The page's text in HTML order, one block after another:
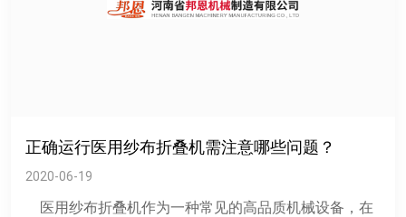
正确运行医用纱布折叠机需注意哪些问题？
2020-06-19
医用纱布折叠机作为一种常见的高品质机械设备，在